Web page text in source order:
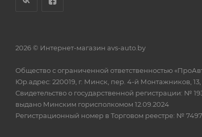
2026 © Интернет-магазин avs-auto.by
Общество с ограниченной ответственностью
Юр.адрес: 220019, г. Минск, пер. 4-й Монтажников, 13,
Свидетельство о государственной регистрации: №
выдано Минским горисполкомом 12.09.2024
Регистрационный номер в Торговом реестре: №